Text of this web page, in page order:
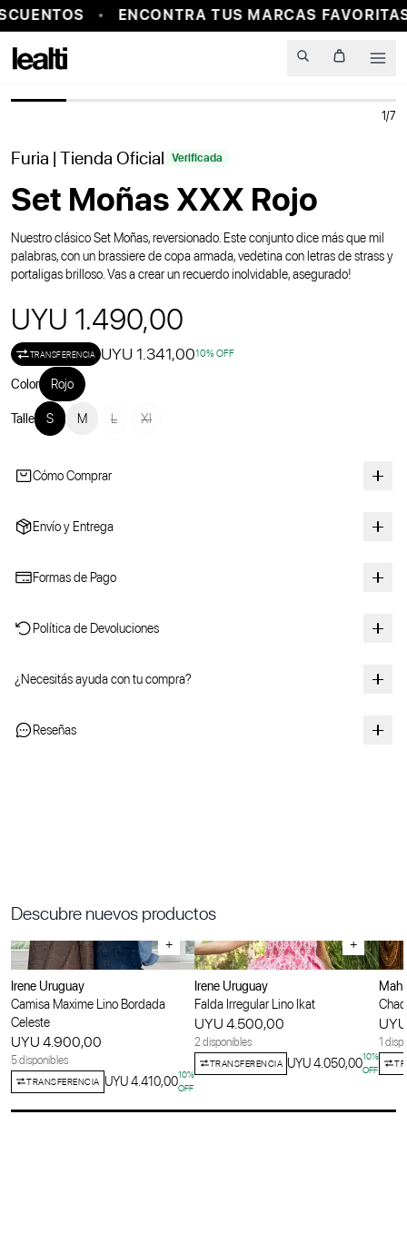
ENCONTRA TUS MARCAS
1/7
Furia | Tienda Oficial Verificada
Set Moñas XXX Rojo
Nuestro clásico Set Moñas, reversionado. Este conjunto dice más que mil
palabras, con un brassiere de copa armada, vedetina con letras de strass y
portaligas brilloso. Vas a crear un recuerdo inolvidable, asegurado!
UYU 1.490,00
TRANSFERENCIA UYU 1.341,0010% OFF
Color Rojo
Talle S M L Xl
Cómo Comprar
Envío y Entrega
Formas de Pago
Política de Devoluciones
¿Necesitás ayuda con tu compra?
Reseñas
Descubre nuevos productos
+
Irene Uruguay
Camisa Maxime Lino Bordada
Celeste
UYU 4.900,00
5 disponibles
TRANSFERENCIA UYU 4.410,0010%
OFF
+
Irene Uruguay
Falda Irregular Lino Ikat
UYU 4.500,00
2 disponibles
TRANSFERENCIA UYU 4.050,0010%
OFF
1